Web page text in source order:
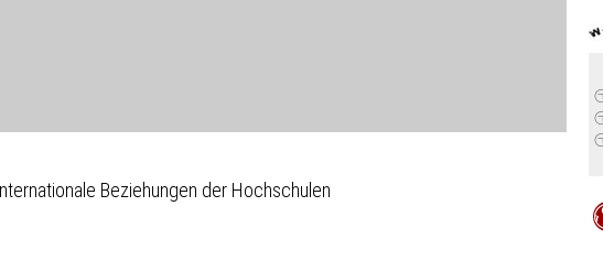
Hochschulen
Beziehungen der Hochschulen